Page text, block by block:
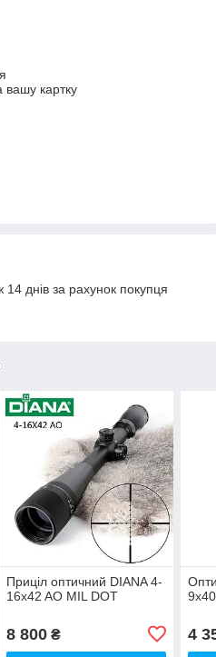
вашу картку
днів за рахунок покупця
Приціл оптичний DIANA 4-
16x42 AO MIL DOT
8 800₴ 4